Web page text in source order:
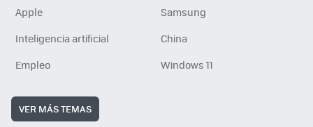
Apple
Samsung
Inteligencia artificial
China
Empleo
Windows 11
VER MÁS TEMAS